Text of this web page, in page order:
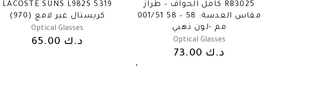
LACOSTE SUNS L982S 5319
(970) كريستال غير لامع
Optical Glasses
د.ك
كامل الحواف – طراز RB3025
001/51 58 – مقاس العدسة: 58
مم -لون ذهبي
Optical Glasses
د.ك